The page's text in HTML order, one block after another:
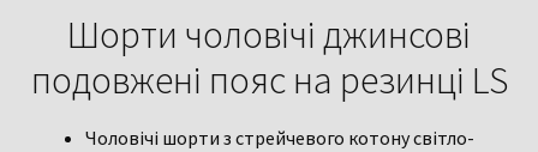
Шорти чоловічі джинсові
подовжені пояс на резинці LS
Чоловічі шорти з стрейчевого котону світло-